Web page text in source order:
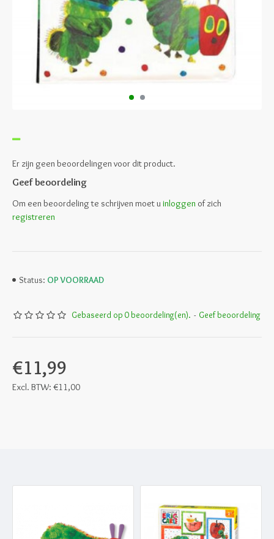
Er zijn geen beoordelingen voor dit product.
Geef beoordeling
Om een beoordeling te schrijven moet u inloggen of zich
registreren
Status: OP VOORRAAD
Gebaseerd op 0 beoordeling(en). - Geef beoordeling
€11,99
Excl. BTW: €11,00